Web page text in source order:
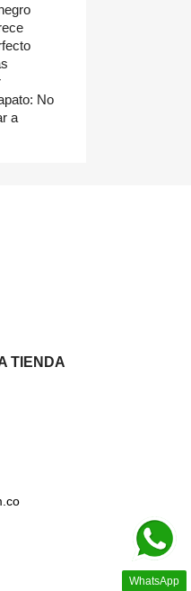
No
a
TIENDA
WhatsApp